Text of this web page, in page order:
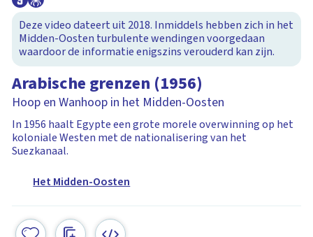
Deze video dateert uit 2018. Inmiddels hebben zich in het
Midden-Oosten turbulente wendingen voorgedaan
waardoor de informatie enigszins verouderd kan zijn.
Arabische grenzen (1956)
Hoop en Wanhoop in het Midden-Oosten
In 1956 haalt Egypte een grote morele overwinning op het
koloniale Westen met de nationalisering van het
Suezkanaal.
Het Midden-Oosten